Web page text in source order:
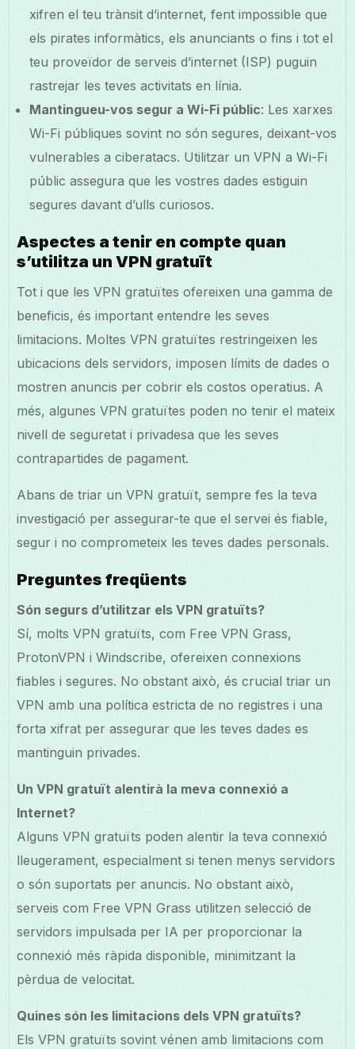
xifren el teu trànsit d’internet, fent impossible que
els pirates informàtics, els anunciants o fins i tot el
teu proveïdor de serveis d’internet (ISP) puguin
rastrejar les teves activitats en línia.
Mantingueu-vos segur a Wi-Fi públic: Les xarxes
Wi-Fi públiques sovint no són segures, deixant-vos
vulnerables a ciberatacs. Utilitzar un VPN a Wi-Fi
públic assegura que les vostres dades estiguin
segures davant d’ulls curiosos.
Aspectes a tenir en compte quan
s’utilitza un VPN gratuït
Tot i que les VPN gratuïtes ofereixen una gamma de
beneficis, és important entendre les seves
limitacions. Moltes VPN gratuïtes restringeixen les
ubicacions dels servidors, imposen límits de dades o
mostren anuncis per cobrir els costos operatius. A
més, algunes VPN gratuïtes poden no tenir el mateix
nivell de seguretat i privadesa que les seves
contrapartides de pagament.
Abans de triar un VPN gratuït, sempre fes la teva
investigació per assegurar-te que el servei és fiable,
segur i no comprometeix les teves dades personals.
Preguntes freqüents
Són segurs d’utilitzar els VPN gratuïts?
Sí, molts VPN gratuïts, com Free VPN Grass,
ProtonVPN i Windscribe, ofereixen connexions
fiables i segures. No obstant això, és crucial triar un
VPN amb una política estricta de no registres i una
forta xifrat per assegurar que les teves dades es
mantinguin privades.
Un VPN gratuït alentirà la meva connexió a
Internet?
Alguns VPN gratuïts poden alentir la teva connexió
lleugerament, especialment si tenen menys servidors
o són suportats per anuncis. No obstant això,
serveis com Free VPN Grass utilitzen selecció de
servidors impulsada per IA per proporcionar la
connexió més ràpida disponible, minimitzant la
pèrdua de velocitat.
Quines són les limitacions dels VPN gratuïts?
Els VPN gratuïts sovint vénen amb limitacions com